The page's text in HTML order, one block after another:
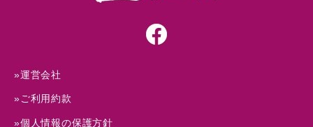
»運営会社
»ご利用約款
»個人情報の保護方針